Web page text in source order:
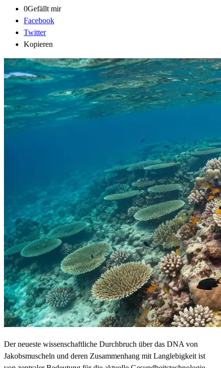
0Gefällt mir
Facebook
Twitter
Kopieren
Der neueste wissenschaftliche Durchbruch über das DNA von
Jakobsmuscheln und deren Zusammenhang mit Langlebigkeit ist